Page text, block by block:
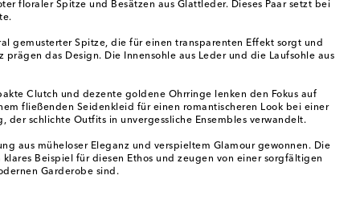
floraler Spitze und Besätzen aus Glattleder. Dieses Paar setzt bei
gemusterter Spitze, die für einen transparenten Effekt sorgt und
das Design. Die Innensohle aus Leder und die Laufsohle aus
Clutch und dezente goldene Ohrringe lenken den Fokus auf
fließenden Seidenkleid für einen romantischeren Look bei einer
der schlichte Outfits in unvergessliche Ensembles verwandelt.
aus müheloser Eleganz und verspieltem Glamour gewonnen. Die
Beispiel für diesen Ethos und zeugen von einer sorgfältigen
Garderobe sind.